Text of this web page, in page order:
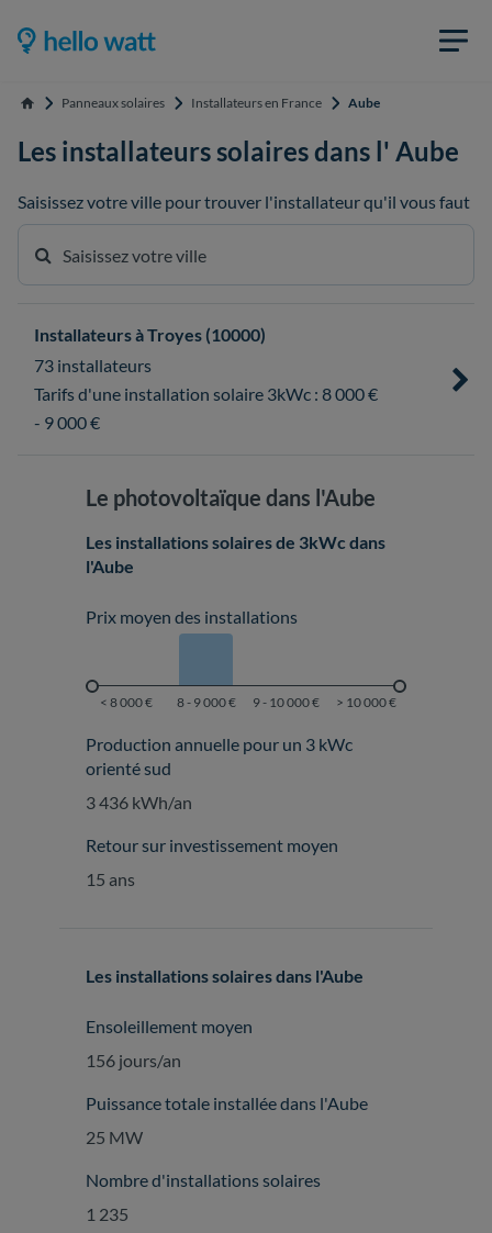
Accueil Panneaux solaires Installateurs en France Aube
Les installateurs solaires dans l' Aube
Saisissez votre ville pour trouver l'installateur qu'il vous faut
Installateurs à Troyes (10000)
73 installateurs
Tarifs d'une installation solaire 3kWc : 8 000 €
- 9 000 €
Le photovoltaïque dans l'Aube
Les installations solaires de 3kWc dans
l'Aube
Prix moyen des installations
Production annuelle pour un 3 kWc
orienté sud
3 436 kWh/an
Retour sur investissement moyen
15 ans
Les installations solaires dans l'Aube
Ensoleillement moyen
156 jours/an
Puissance totale installée dans l'Aube
25 MW
Nombre d'installations solaires
1 235